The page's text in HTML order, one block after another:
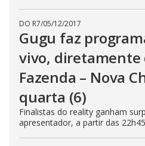
DO R7/05/12/2017
Gugu faz
vivo, diretamente
Fazenda – Nova
quarta (6)
Finalistas do reality ganham
apresentador, a partir das 22h45